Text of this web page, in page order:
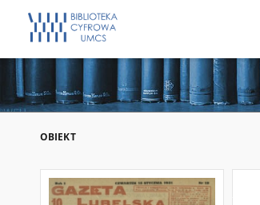
OBIEKT